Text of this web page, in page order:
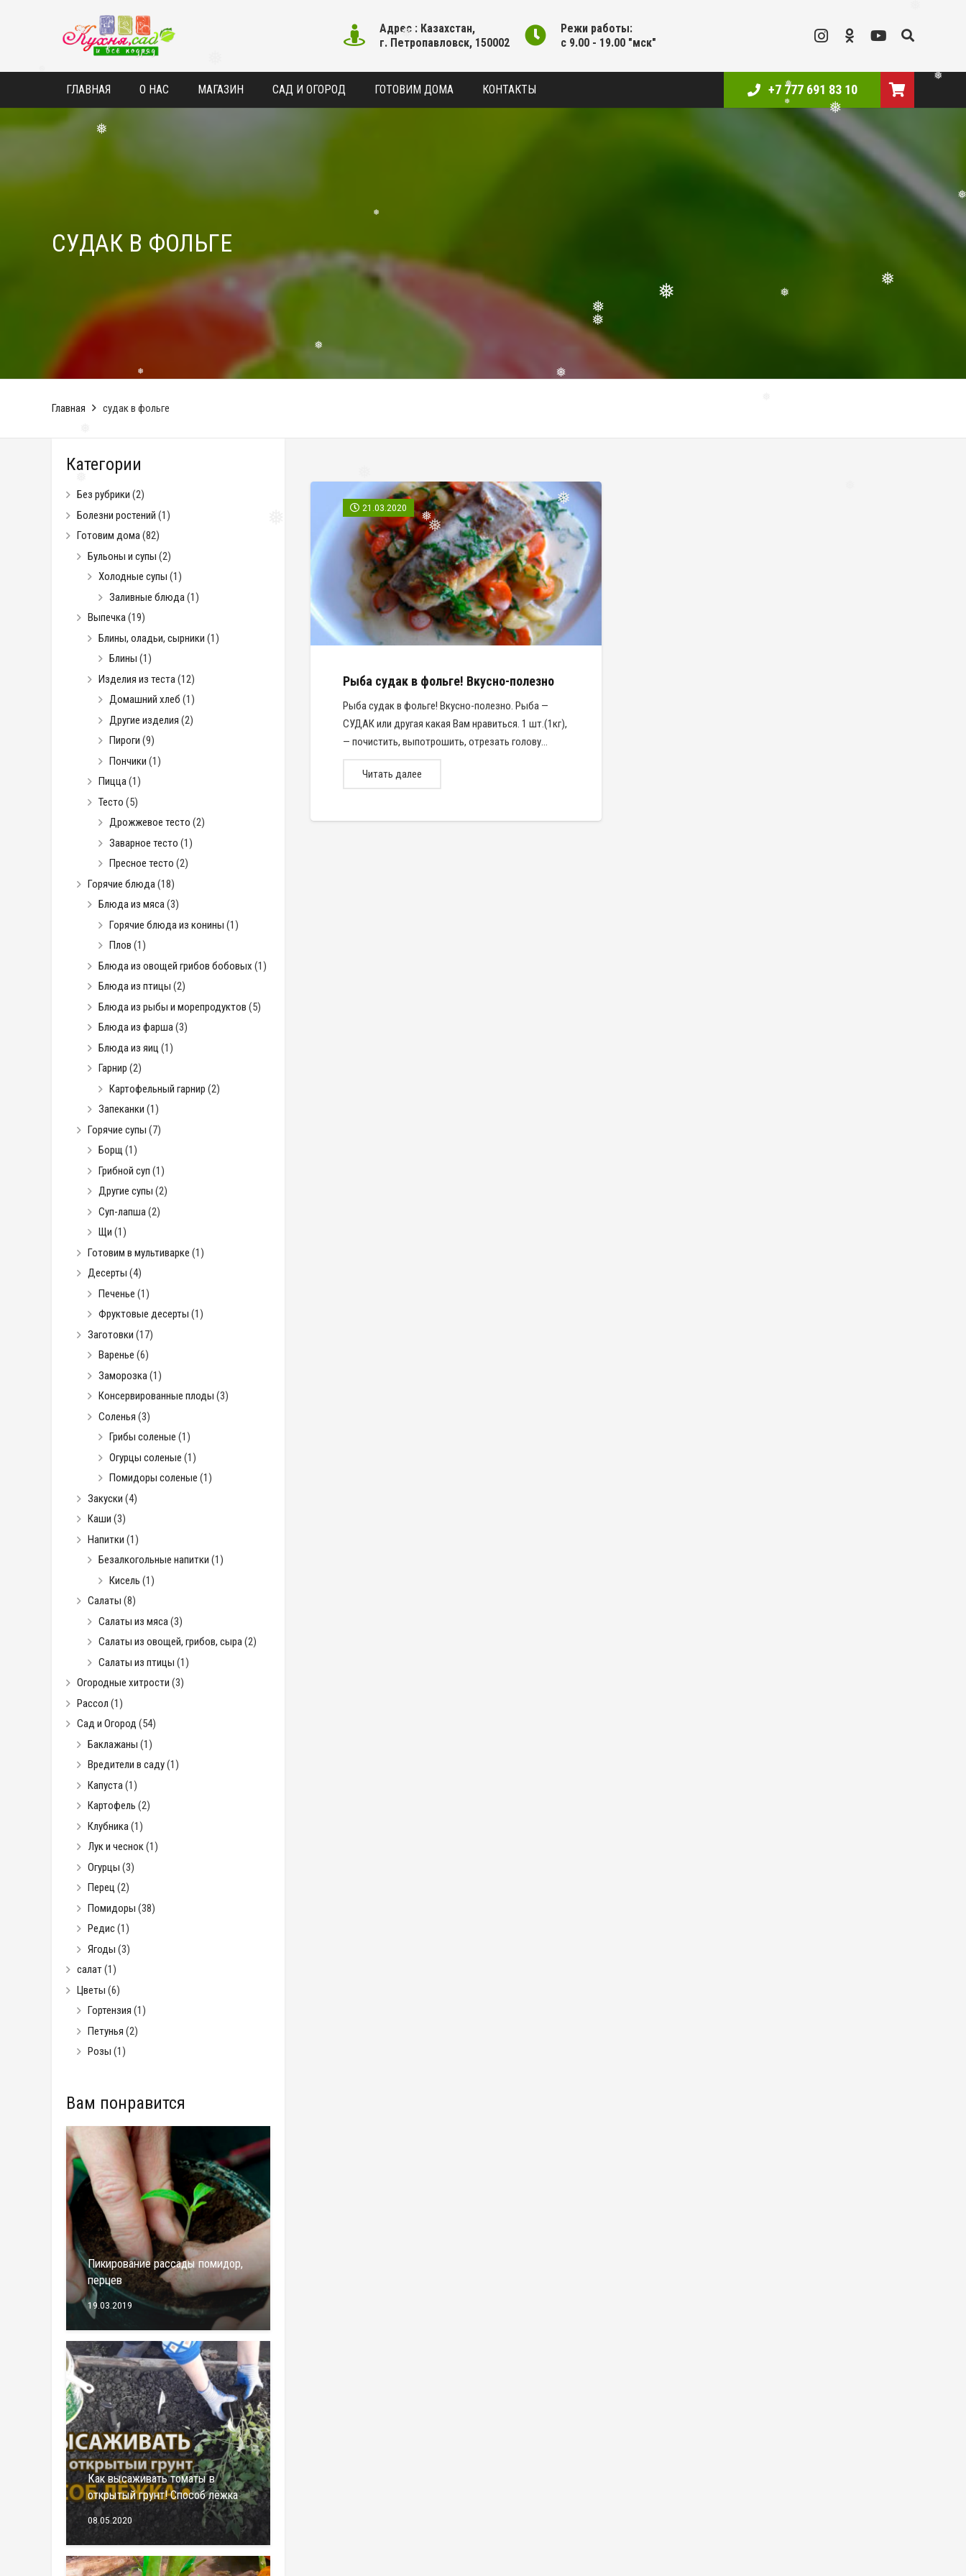
❅
❅
❅
❅
❅
❅
❅
❅
❅
❅
❅
❅
❅
Адрес : Казахстан,
г. Петропавловск, 150002
Режи работы:
с 9.00 - 19.00 "мск"
ГЛАВНАЯ О НАС МАГАЗИН САД И ОГОРОД ГОТОВИМ ДОМА КОНТАКТЫ +7 777 691 83 10
СУДАК В ФОЛЬГЕ
Главная судак в фольге
21.03.2020
Рыба судак в фольге! Вкусно-полезно
Рыба судак в фольге! Вкусно-полезно. Рыба —
СУДАК или другая какая Вам нравиться. 1 шт.(1кг),
— почистить, выпотрошить, отрезать голову…
Читать далее
Категории
Без рубрики (2)
Болезни ростений (1)
Готовим дома(82)
Бульоны и супы (2)
Холодные супы (1)
Заливные блюда (1)
Выпечка(19)
Блины, оладьи, сырники (1)
Блины (1)
Изделия из теста (12)
Домашний хлеб (1)
Другие изделия (2)
Пироги (9)
Пончики (1)
Пицца(1)
Тесто (5)
Дрожжевое тесто (2)
Заварное тесто (1)
Пресное тесто (2)
Горячие блюда (18)
Блюда из мяса(3)
Горячие блюда из конины (1)
Плов (1)
Блюда из овощей грибов бобовых (1)
Блюда из птицы (2)
Блюда из рыбы и морепродуктов (5)
Блюда из фарша(3)
Блюда из яиц (1)
Гарнир (2)
Картофельный гарнир (2)
Запеканки (1)
Горячие супы (7)
Борщ (1)
Грибной суп (1)
Другие супы (2)
Суп-лапша (2)
Щи (1)
Готовим в мультиварке (1)
Десерты (4)
Печенье (1)
Фруктовые десерты (1)
Заготовки (17)
Варенье (6)
Заморозка (1)
Консервированные плоды (3)
Соленья (3)
Грибы соленые (1)
Огурцы соленые (1)
Помидоры соленые (1)
Закуски (4)
Каши (3)
Напитки (1)
Безалкогольные напитки (1)
Кисель (1)
Салаты (8)
Салаты из мяса (3)
Салаты из овощей, грибов, сыра(2)
Салаты из птицы (1)
Огородные хитрости (3)
Рассол (1)
Сад и Огород (54)
Баклажаны (1)
Вредители в саду(1)
Капуста (1)
Картофель (2)
Клубника (1)
Лук и чеснок(1)
Огурцы (3)
Перец (2)
Помидоры (38)
Редис(1)
Ягоды (3)
салат(1)
Цветы (6)
Гортензия (1)
Петунья (2)
Розы (1)
Вам понравится
Пикирование рассады помидор,
перцев
19.03.2019
Как высаживать томаты в
открытый грунт! Способ лёжка
08.05.2020